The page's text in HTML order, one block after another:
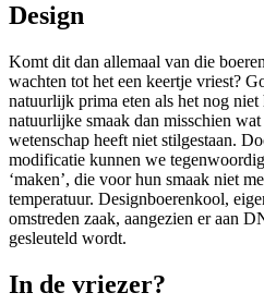
Design
Komt dit dan allemaal van die
wachten tot het een keertje vriest?
natuurlijk prima eten als het nog
natuurlijke smaak dan misschien
wetenschap heeft niet stilgestaan.
modificatie kunnen we
‘maken’, die voor hun smaak niet
temperatuur. Designboerenkool,
omstreden zaak, aangezien er aan
gesleuteld wordt.
In de vriezer?